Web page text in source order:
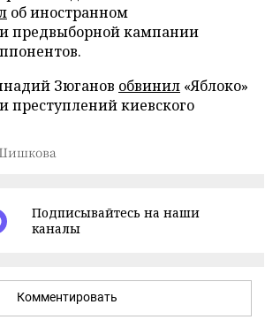
об иностранном
предвыборной кампании
Зюганов обвинил «Яблоко»
преступлений киевского
Подписывайтесь на наши
каналы
Комментировать